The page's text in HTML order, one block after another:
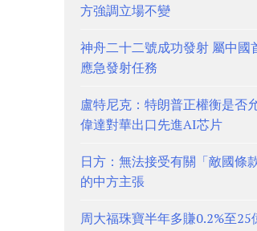
方強調立場不變
神舟二十二號成功發射 屬中國
應急發射任務
盧特尼克：特朗普正權衡是否
偉達對華出口先進AI芯片
日方：無法接受有關「敵國條款
的中方主張
周大福珠寶半年多賺0.2%至25